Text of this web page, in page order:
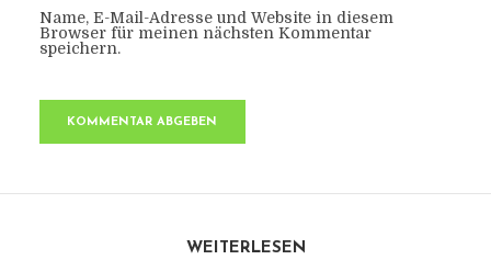
Name, E-Mail-Adresse und Website in diesem
Browser für meinen nächsten Kommentar
speichern.
WEITERLESEN